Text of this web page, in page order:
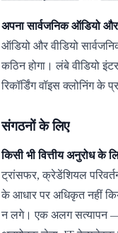
अपना सार्वजनिक ऑडियो और
ऑडियो और वीडियो
कठिन होगा। लंबे वीडियो
रिकॉर्डिंग वॉइस क्लोनिंग के
संगठनों के लिए
किसी भी वित्तीय अनुरोध
ट्रांसफर, क्रेडेंशियल
के आधार पर अधिकृत नहीं
न लगे। एक अलग सत्यापन —